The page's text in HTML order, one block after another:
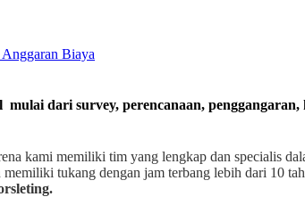
Biaya
dari survey, perencanaan,
kami memiliki tim yang lengkap dan specialis
memiliki tukang dengan jam terbang lebih dari 10